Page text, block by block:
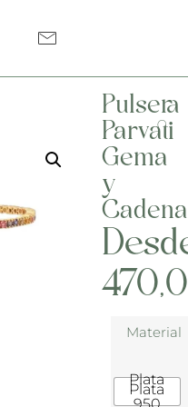
Pulsera
Parvati
Gema
y
Cadena
Material
Plata
Plata